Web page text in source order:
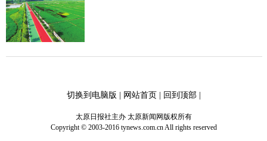
切换到电脑版 | 网站首页| 回到顶部|
太原日报社主办 太原新闻网版权所有
Copyright © 2003-2016 tynews.com.cn All rights reserved